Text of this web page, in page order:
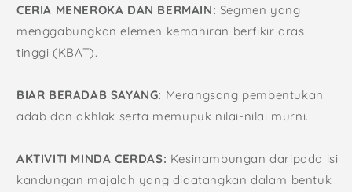
CERIA MENEROKA DAN BERMAIN: Segmen yang
menggabungkan elemen kemahiran berfikir aras
tinggi (KBAT).
BIAR BERADAB SAYANG: Merangsang pembentukan
adab dan akhlak serta memupuk nilai-nilai murni.
AKTIVITI MINDA CERDAS: Kesinambungan daripada isi
kandungan majalah yang didatangkan dalam bentuk